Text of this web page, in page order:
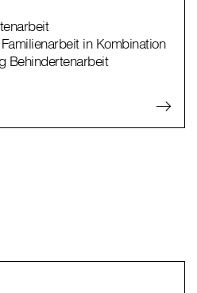
in Kombination
Behindertenarbeit